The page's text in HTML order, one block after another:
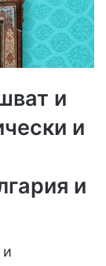
и
и
и